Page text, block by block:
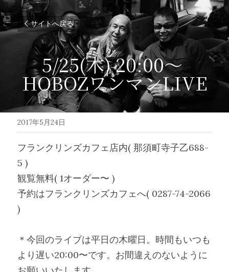
サイトへ戻る
5/25(木) 20:00〜
HOBOZワンマンLIVE
2017年5月24日
フランクリンズカフェ店内( 那須町寺子乙688-
5 )
観覧無料( 1オーダー〜 )
予約はフランクリンズカフェへ( 0287-74-2066
)
＊今回のライブは平日の木曜日。時間もいつも
より遅い20:00〜です。お間違えのないように